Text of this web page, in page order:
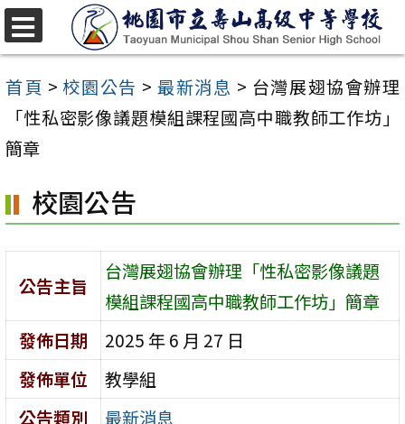
跳
至
主
內
區
首頁 >校園公告 >最新消息 > 台灣展翅協會辦理
「性私密影像議題模組課程國高中職教師工作坊」
簡章
校園公告
公告主旨
台灣展翅協會辦理「性私密影像議題
模組課程國高中職教師工作坊」簡章
發佈日期
2025 年 6 月 27 日
發佈單位
教學組
公告類別
最新消息
選
單